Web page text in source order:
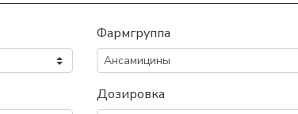
Фармгруппа
Дозировка